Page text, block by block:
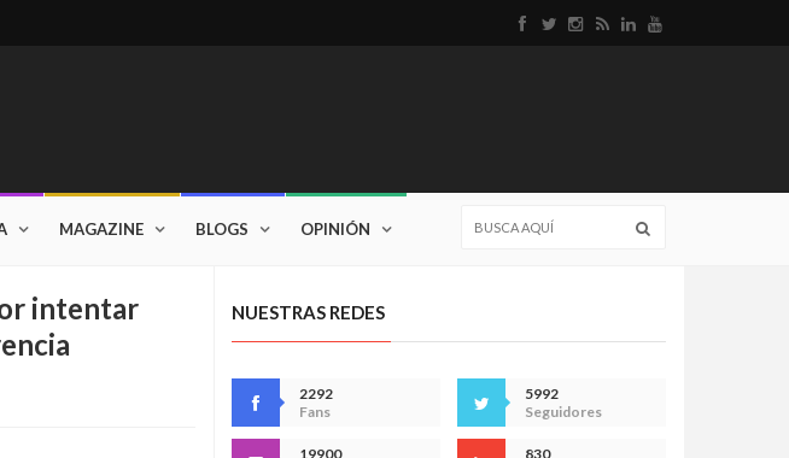
MAGAZINE BLOGS OPINIÓN
intentar
NUESTRAS REDES
2292
Fans
5992
Seguidores
19900
830